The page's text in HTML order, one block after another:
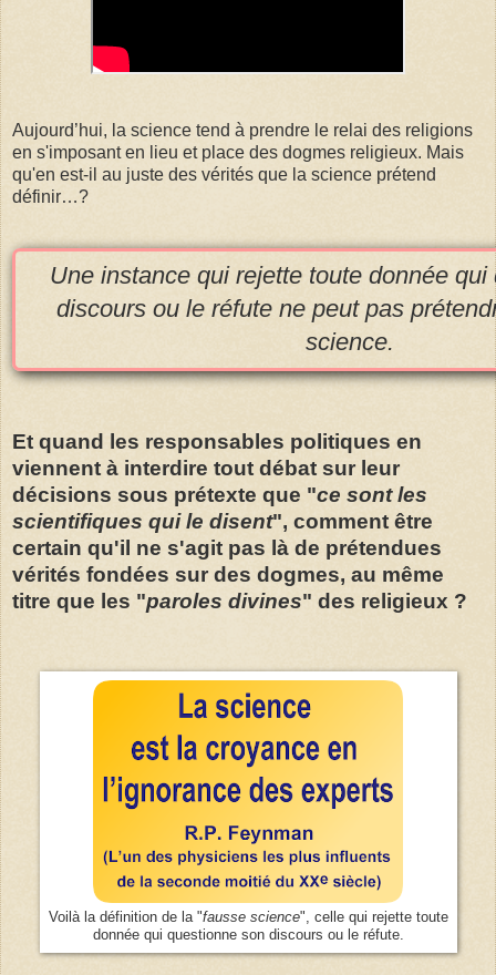
Aujourd’hui, la science tend à prendre le relai des religions
en s'imposant en lieu et place des dogmes religieux. Mais
qu'en est-il au juste des vérités que la science prétend
définir…?
Une instance qui rejette toute donnée
discours ou le réfute ne peut pas
science.
Et quand les responsables politiques en
viennent à interdire tout débat sur leur
décisions sous prétexte que "ce sont les
scientifiques qui le disent", comment être
certain qu'il ne s'agit pas là de prétendues
vérités fondées sur des dogmes, au même
titre que les "paroles divines" des religieux ?
Voilà la définition de la "fausse science", celle qui rejette toute
donnée qui questionne son discours ou le réfute.